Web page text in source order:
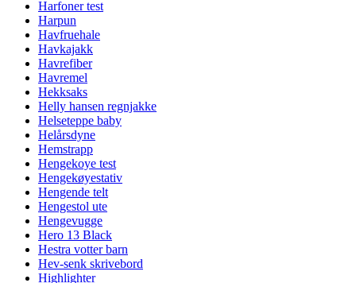
Harfoner test
Harpun
Havfruehale
Havkajakk
Havrefiber
Havremel
Hekksaks
Helly hansen regnjakke
Helseteppe baby
Helårsdyne
Hemstrapp
Hengekoye test
Hengekøyestativ
Hengende telt
Hengestol ute
Hengevugge
Hero 13 Black
Hestra votter barn
Hev-senk skrivebord
Highlighter